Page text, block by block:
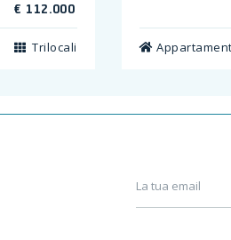
€ 112.000
Trilocali